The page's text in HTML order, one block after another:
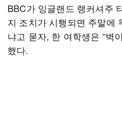
BBC가 잉글랜드 랭커셔주
지 조치가 시행되면 주말에
냐고 묻자, 한 여학생은 “벽
했다.